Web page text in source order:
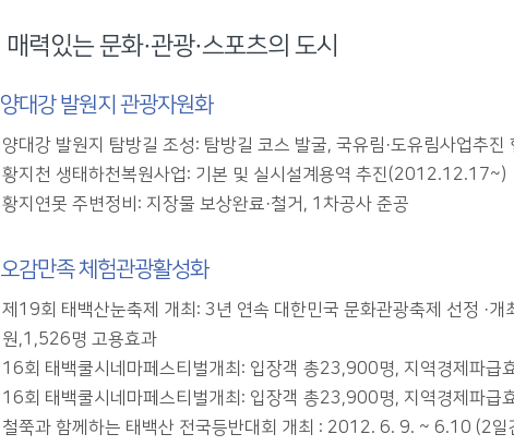
매력있는 문화·관광·스포츠의 도시
양대강 발원지 관광자원화
양대강 발원지 탐방길 조성: 탐방길 코스 발굴, 국유림·도유림사업추진
황지천 생태하천복원사업: 기본 및 실시설계용역 추진(2012.12.17~)
황지연못 주변정비: 지장물 보상완료·철거, 1차공사 준공
오감만족 체험관광활성화
제19회 태백산눈축제 개최: 3년 연속 대한민국 문화관광축제 선정 ·
원,1,526명 고용효과
16회 태백쿨시네마페스티벌개최: 입장객 총23,900명, 지역경제파급
16회 태백쿨시네마페스티벌개최: 입장객 총23,900명, 지역경제파급
철쭉과 함께하는 태백산 전국등반대회 개최 : 2012. 6. 9. ~ 6.10 (2일